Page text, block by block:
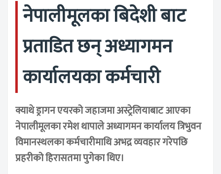
नेपालीमूलका बिदेशी बाट
प्रताडित छन् अध्यागमन
कार्यालयका कर्मचारी
क्याथे ड्रागन एयरको जहाजमा अस्ट्रेलियाबाट आएका
नेपालीमूलका रमेश थापाले अध्यागमन कार्यालय त्रिभुवन
विमानस्थलका कर्मचारीमाथि अभद्र व्यवहार गरेपछि
प्रहरीको हिरासतमा पुगेका थिए।